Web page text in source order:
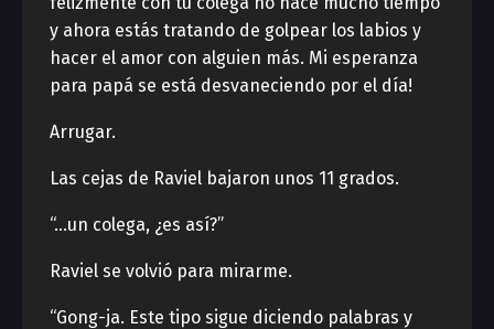
y ahora estás tratando de golpear los labios y
hacer el amor con alguien más. Mi esperanza
para papá se está desvaneciendo por el día!
Arrugar.
Las cejas de Raviel bajaron unos 11 grados.
“…un colega, ¿es así?”
Raviel se volvió para mirarme.
“Gong-ja. Este tipo sigue diciendo palabras y